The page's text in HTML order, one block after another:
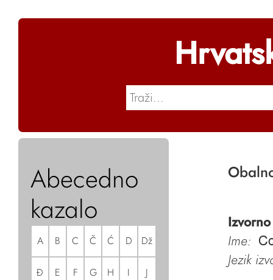
Abecedno
kazalo
A B C Č Ć D Dž
Đ E F G H I J
Ime:
Jezik